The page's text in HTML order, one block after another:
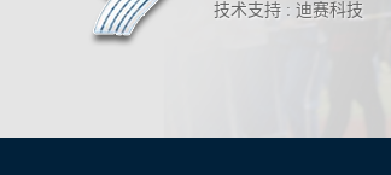
技术支持 : 迪赛科技